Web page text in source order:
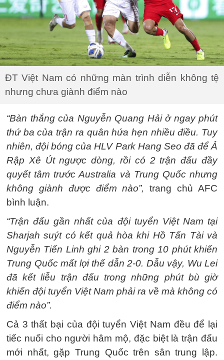
ĐT Việt Nam có những màn trình diễn không tệ
nhưng chưa giành điểm nào
“Bàn thắng của Nguyễn Quang Hải ở ngay phút
thứ ba của trận ra quân hứa hẹn nhiều điều. Tuy
nhiên, đội bóng của HLV Park Hang Seo đã để Ả
Rập Xê Út ngược dòng, rồi có 2 trận đấu đầy
quyết tâm trước Australia và Trung Quốc nhưng
không giành được điểm nào”,trang chủ AFC
bình luận.
“Trận đấu gần nhất của đội tuyển Việt Nam tại
Sharjah suýt có kết quả hòa khi Hồ Tấn Tài và
Nguyễn Tiến Linh ghi 2 bàn trong 10 phút khiến
Trung Quốc mất lợi thế dẫn 2-0. Dẫu vậy, Wu Lei
đã kết liễu trận đấu trong những phút bù giờ
khiến đội tuyển Việt Nam phải ra về mà không có
điểm nào”.
Cả 3 thất bại của đội tuyển Việt Nam đều để lại
tiếc nuối cho người hâm mộ, đặc biệt là trận đấu
mới nhất, gặp Trung Quốc trên sân trung lập.